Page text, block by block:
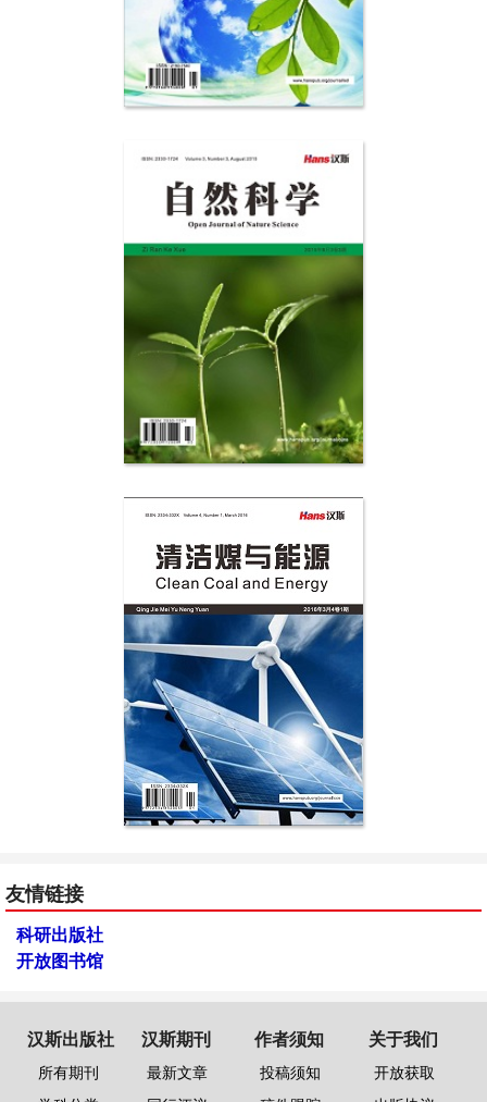
友情链接
科研出版社
开放图书馆
汉斯出版社
所有期刊
汉斯期刊
最新文章
作者须知
投稿须知
关于我们
开放获取